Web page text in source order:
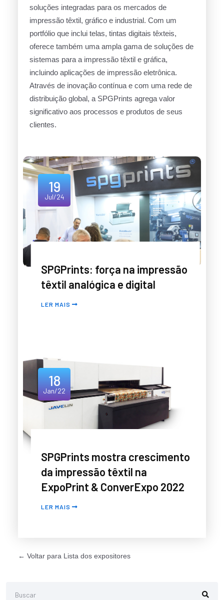
soluções integradas para os mercados de
impressão têxtil, gráfico e industrial. Com um
portfólio que inclui telas, tintas digitais têxteis,
oferece também uma ampla gama de soluções de
sistemas para a impressão têxtil e gráfica,
incluindo aplicações de impressão eletrônica.
Através de inovação contínua e com uma rede de
distribuição global, a SPGPrints agrega valor
significativo aos processos e produtos de seus
clientes.
19
Jul/24
SPGPrints: força na impressão
têxtil analógica e digital
LER MAIS
18
Jan/22
SPGPrints mostra crescimento
da impressão têxtil na
ExpoPrint & ConverExpo 2022
LER MAIS
← Voltar para Lista dos expositores